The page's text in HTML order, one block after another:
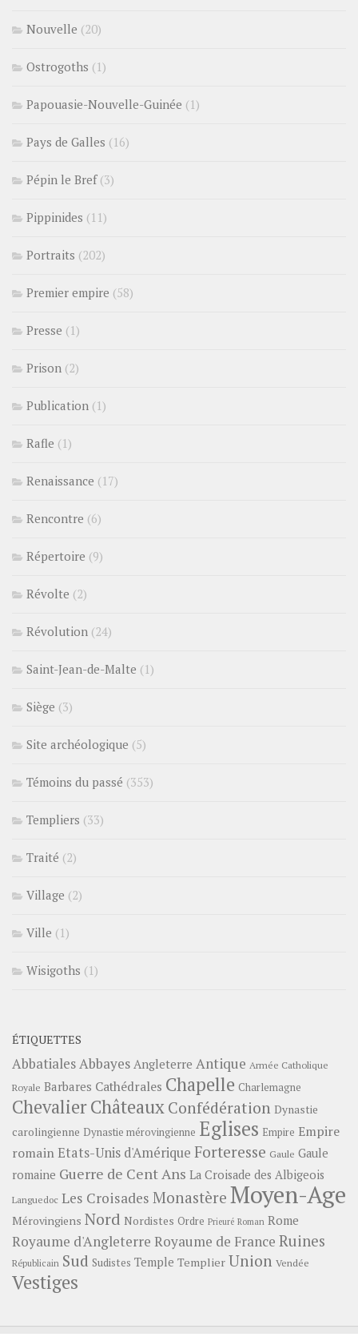
Nouvelle (20)
Ostrogoths (1)
Papouasie-Nouvelle-Guinée (1)
Pays de Galles (16)
Pépin le Bref(3)
Pippinides (11)
Portraits (202)
Premier empire (58)
Presse (1)
Prison (2)
Publication (1)
Rafle (1)
Renaissance (17)
Rencontre (6)
Répertoire (9)
Révolte (2)
Révolution (24)
Saint-Jean-de-Malte (1)
Siège (3)
Site archéologique (5)
Témoins du passé (353)
Templiers (33)
Traité (2)
Village (2)
Ville (1)
Wisigoths (1)
ÉTIQUETTES
Abbatiales Abbayes Angleterre Antique Armée Catholique
Royale Barbares Cathédrales Chapelle Charlemagne
ChevalierChâteauxConfédération Dynastie
carolingienne Dynastie mérovingienne Eglises Empire Empire
romainEtats-Unis d'Amérique Forteresse Gaule Gaule
romaine Guerre de Cent Ans La Croisade des Albigeois
Languedoc Les Croisades Monastère Moyen-Age
Mérovingiens Nord Nordistes Ordre Prieuré Roman Rome
Royaume d'Angleterre Royaume de France Ruines
Républicain Sud Sudistes Temple Templier Union Vendée
Vestiges